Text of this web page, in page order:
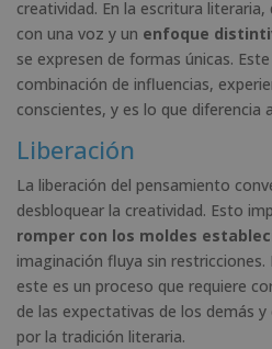
creatividad. En la escritura
con una voz y un enfoque
se expresen de formas únicas.
combinación de influencias,
conscientes, y es lo que diferencia
Liberación
La liberación del pensamiento
desbloquear la creatividad. Esto
romper con los moldes
imaginación fluya sin
este es un proceso que requiere
de las expectativas de los demás
por la tradición literaria.